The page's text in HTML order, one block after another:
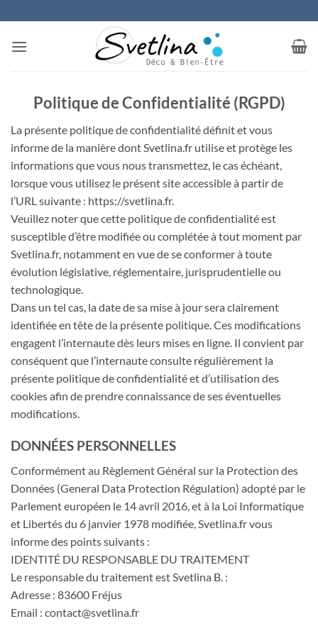
au
contenu
Politique de Confidentialité (RGPD)
La présente politique de confidentialité définit et vous
informe de la manière dont Svetlina.fr utilise et protège les
informations que vous nous transmettez, le cas échéant,
lorsque vous utilisez le présent site accessible à partir de
l’URL suivante : https://svetlina.fr.
Veuillez noter que cette politique de confidentialité est
susceptible d’être modifiée ou complétée à tout moment par
Svetlina.fr, notamment en vue de se conformer à toute
évolution législative, réglementaire, jurisprudentielle ou
technologique.
Dans un tel cas, la date de sa mise à jour sera clairement
identifiée en tête de la présente politique. Ces modifications
engagent l’internaute dès leurs mises en ligne. Il convient par
conséquent que l’internaute consulte régulièrement la
présente politique de confidentialité et d’utilisation des
cookies afin de prendre connaissance de ses éventuelles
modifications.
DONNÉES PERSONNELLES
Conformément au Règlement Général sur la Protection des
Données (General Data Protection Régulation) adopté par le
Parlement européen le 14 avril 2016, et à la Loi Informatique
et Libertés du 6 janvier 1978 modifiée, Svetlina.fr vous
informe des points suivants :
IDENTITÉ DU RESPONSABLE DU TRAITEMENT
Le responsable du traitement est Svetlina B. :
Adresse : 83600 Fréjus
Email : contact@svetlina.fr